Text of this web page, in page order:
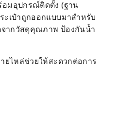
มอุปกรณ์ติดตั้ง (ฐาน
เป๋าถูกออกแบบมาสำหรับ
จากวัสดุคุณภาพ ป้องกันนํ้า
ยไหล่ช่วยให้สะดวกต่อการ